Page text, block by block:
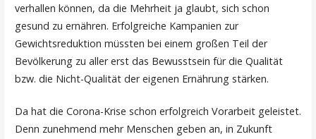
verhallen können, da die Mehrheit ja glaubt, sich schon
gesund zu ernähren. Erfolgreiche Kampanien zur
Gewichtsreduktion müssten bei einem großen Teil der
Bevölkerung zu aller erst das Bewusstsein für die Qualität
bzw. die Nicht-Qualität der eigenen Ernährung stärken.
Da hat die Corona-Krise schon erfolgreich Vorarbeit geleistet.
Denn zunehmend mehr Menschen geben an, in Zukunft